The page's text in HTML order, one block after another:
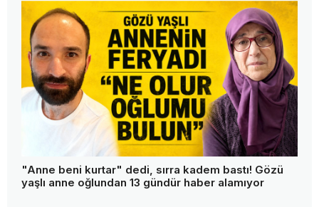
"Anne beni kurtar" dedi, sırra kadem bastı! Gözü
yaşlı anne oğlundan 13 gündür haber alamıyor